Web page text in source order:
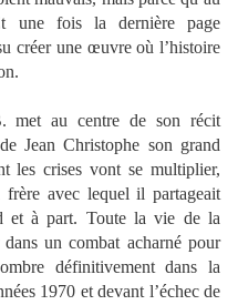
une fois la dernière page
créer une œuvre où l’histoire
au centre de son récit
Jean Christophe son grand
les crises vont se multiplier,
avec lequel il partageait
et à part. Toute la vie de la
un combat acharné pour
définitivement dans la
1970 et devant l’échec de